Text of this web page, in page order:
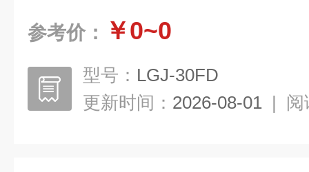
参考价： ￥0~0
型号： LGJ-30FD
更新时间： 2026-08-01 | 阅